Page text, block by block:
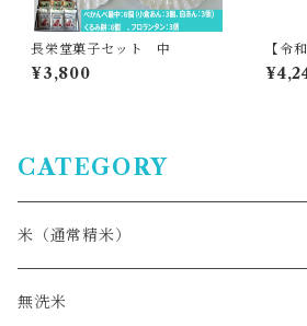
長栄堂菓子セット 中
¥3,800
【令
りん
CATEGORY
米（通常精米）
おぼろづき
無洗米